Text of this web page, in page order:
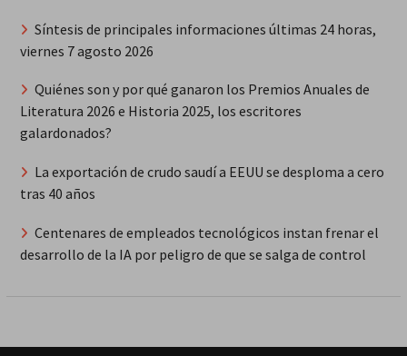
Síntesis de principales informaciones últimas 24 horas,
viernes 7 agosto 2026
Quiénes son y por qué ganaron los Premios Anuales de
Literatura 2026 e Historia 2025, los escritores
galardonados?
La exportación de crudo saudí a EEUU se desploma a cero
tras 40 años
Centenares de empleados tecnológicos instan frenar el
desarrollo de la IA por peligro de que se salga de control